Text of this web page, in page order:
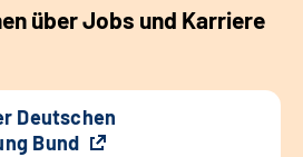
über Jobs und Karriere
Deutschen
Bund